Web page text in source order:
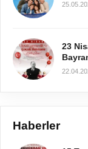
23
Haberler